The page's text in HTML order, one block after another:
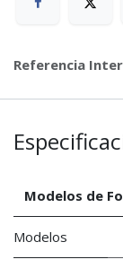
Referencia
Modelos de
Modelos